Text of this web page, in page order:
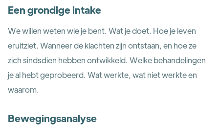
Een grondige intake
We willen weten wie je bent. Wat je doet. Hoe je leven
eruitziet. Wanneer de klachten zijn ontstaan, en hoe ze
zich sindsdien hebben ontwikkeld. Welke behandelingen
je al hebt geprobeerd. Wat werkte, wat niet werkte en
waarom.
Bewegingsanalyse